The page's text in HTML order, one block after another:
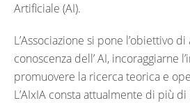
Artificiale (AI).
L’Associazione si pone l’obiettivo
conoscenza dell’ AI, incoraggiarne
promuovere la ricerca teorica e
L’AIxIA consta attualmente di più di